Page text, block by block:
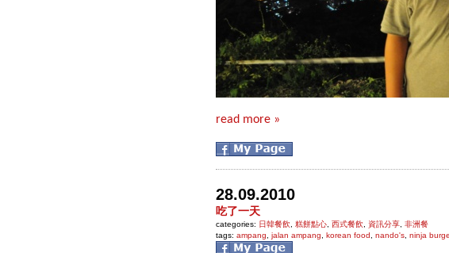
read more »
28.09.2010
吃了一天
categories: 日韓餐飲, 糕餅點心, 西式餐飲, 資訊分享, 非洲餐
tags: ampang, jalan ampang, korean food , nando's, ninja